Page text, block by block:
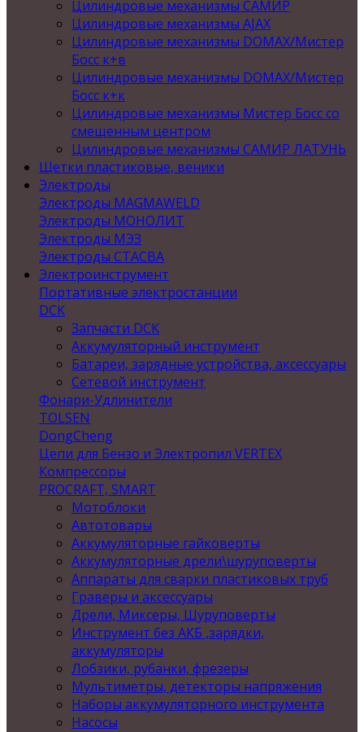
Цилиндровые механизмы САМИР
Цилиндровые механизмы AJAX
Цилиндровые механизмы DOMAX/Мистер
Босс к+в
Цилиндровые механизмы DOMAX/Мистер
Босс к+к
Цилиндровые механизмы Мистер Босс со
смещенным центром
Цилиндровые механизмы САМИР ЛАТУНЬ
Щетки пластиковые, веники
Электроды
Электроды MAGMAWELD
Электроды МОНОЛИТ
Электроды МЭЗ
Электроды СТАСВА
Электроинструмент
Портативные электростанции
DCK
Запчасти DCK
Аккумуляторный инструмент
Батареи, зарядные устройства, аксессуары
Сетевой инструмент
Фонари-Удлинители
TOLSEN
DongCheng
Цепи для Бензо и Электропил VERTEX
Компрессоры
PROCRAFT, SMART
Мотоблоки
Автотовары
Аккумуляторные гайковерты
Аккумуляторные дрели\шуруповерты
Аппараты для сварки пластиковых труб
Граверы и аксессуары
Дрели, Миксеры, Шуруповерты
Инструмент без АКБ ,зарядки,
аккумуляторы
Лобзики, рубанки, фрезеры
Мультиметры, детекторы напряжения
Наборы аккумуляторного инструмента
Насосы